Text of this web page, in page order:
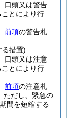
口頭又は警告
とにより行
前項の警告札
る措置)
口頭又は注意
とにより行
前項の注意札
ただし、緊急の
間を短縮する